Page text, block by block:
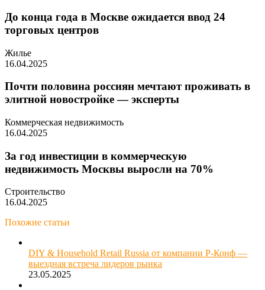
До конца года в Москве ожидается ввод 24
торговых центров
Жилье
16.04.2025
Почти половина россиян мечтают проживать в
элитной новостройке — эксперты
Коммерческая недвижимость
16.04.2025
За год инвестиции в коммерческую
недвижимость Москвы выросли на 70%
Строительство
16.04.2025
Похожие статьи
DIY & Household Retail Russia от компании Р-Конф ––
выездная встреча лидеров рынка
23.05.2025